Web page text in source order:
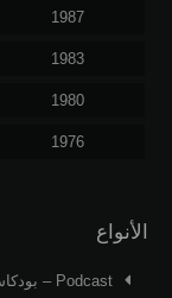
1987
1983
1980
1976
الأنواع
Podcast – بودكاست